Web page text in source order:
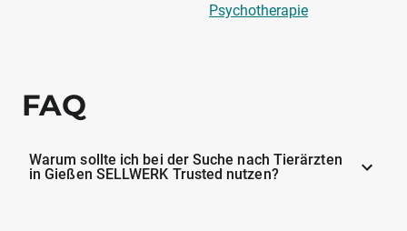
Psychotherapie
FAQ
Warum sollte ich bei der Suche nach Tierärzten
in Gießen SELLWERK Trusted nutzen?